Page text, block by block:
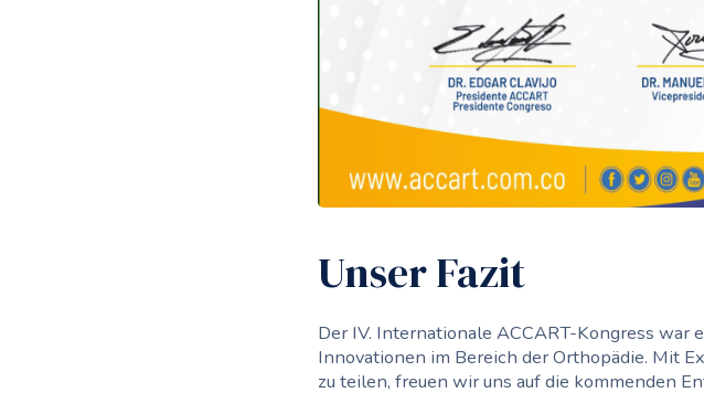
Unser Fazit
Der IV. Internationale ACCART-Kongress
Innovationen im Bereich der Orthopädie. Mit
zu teilen, freuen wir uns auf die kommenden